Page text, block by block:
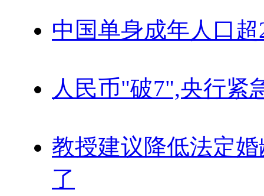
中国单身成年人口超
人民币"破7",央行紧
教授建议降低法定婚
了